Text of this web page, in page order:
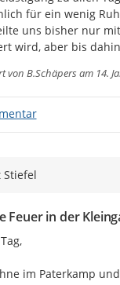
für ein wenig
uns bisher nur
wird, aber bis
von B.Schäpers am 14.
Stiefel
Feuer in der
im Paterkamp